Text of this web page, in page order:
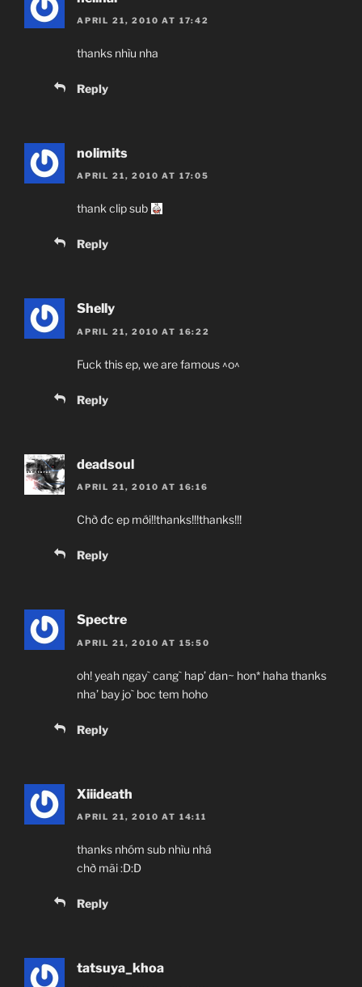
APRIL 21, 2010 AT 17:42
thanks nhìu nha
Reply
nolimits
APRIL 21, 2010 AT 17:05
thank clip sub
Reply
Shelly
APRIL 21, 2010 AT 16:22
Fuck this ep, we are famous ^o^
Reply
deadsoul
APRIL 21, 2010 AT 16:16
Chờ đc ep mới!!thanks!!!thanks!!!
Reply
Spectre
APRIL 21, 2010 AT 15:50
oh! yeah ngay` cang` hap’ dan~ hon* haha thanks
nha’ bay jo` boc tem hoho
Reply
Xiiideath
APRIL 21, 2010 AT 14:11
thanks nhóm sub nhìu nhá
chờ mãi :D:D
Reply
tatsuya_khoa